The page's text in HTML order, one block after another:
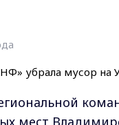
мест